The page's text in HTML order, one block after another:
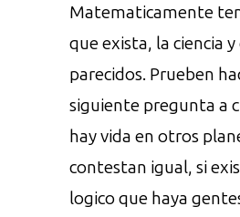
Matematicamente
que exista, la ciencia
parecidos. Prueben
siguiente pregunta a
hay vida en otros
contestan igual, si
logico que haya